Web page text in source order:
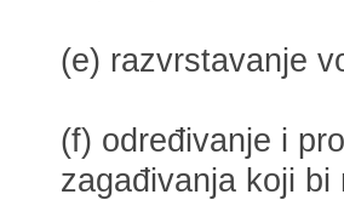
(e) razvrstavanje
(f) određivanje i
zagađivanja koji bi